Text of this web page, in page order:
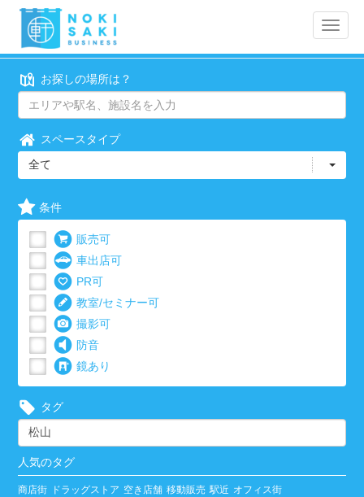
Toggle
お探しの場所は？
スペースタイプ
全て
条件
販売可
車出店可
PR可
教室/セミナー可
撮影可
防音
鏡あり
タグ
人気のタグ
商店街 ドラッグストア 空き店舗 移動販売 駅近 オフィス街